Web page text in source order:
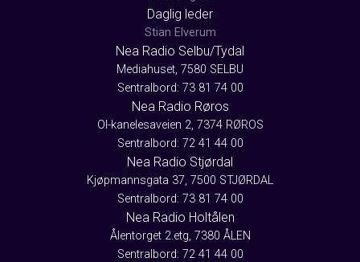
Daglig leder
Stian Elverum
Nea Radio Selbu/Tydal
Mediahuset, 7580 SELBU
Sentralbord: 73 81 74 00
Nea Radio Røros
Ol-kanelesaveien 2, 7374 RØROS
Sentralbord: 72 41 44 00
Nea Radio Stjørdal
Kjøpmannsgata 37, 7500 STJØRDAL
Sentralbord: 73 81 74 00
Nea Radio Holtålen
Ålentorget 2.etg, 7380 ÅLEN
Sentralbord: 72 41 44 00